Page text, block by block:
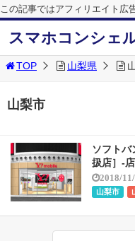
この記事ではアフィリエイト広
スマホコンシェ
TOP 山梨県
山梨市
ソフトバ
扱店］-
2018/
山梨市